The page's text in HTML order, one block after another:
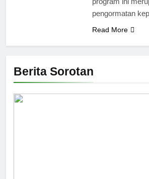
Berita Sorotan
pengormatan
Read More